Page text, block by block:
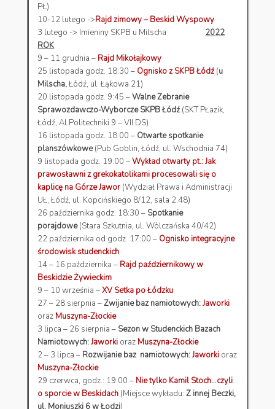
PŁ)
10-12 lutego ->Rajd zimowy – Beskid Wyspowy
3 lutego -> Imieniny SKPB u Milscha
2022
ROK
9 – 11 grudnia – Rajd Mikołajkowy
25 listopada godz. 18:30 – Ognisko z SKPB Łódź (u
Milscha,Łódź, ul. Łąkowa 21)
20 listopada godz. 9:45 –Walne Zebranie
Sprawozdawczo-Wyborcze SKPB Łódź (SKT PŁazik,
Łódź, Al.Politechniki 9 – VII DS)
16 listopada godz. 18:00 – Otwarte spotkanie
planszówkowe(Pub Goblin, Łódź, ul. Wschodnia 74)
9 listopada godz. 19:00 –Wykład otwarty pt.: Jak
prawosławni z grekokatolikami procesowali się o
kaplicę na Górze Jawor (Wydział Prawa i Administracji
UŁ, Łódź, ul. Kopcińskiego 8/12, sala 2.48)
26 października godz. 18:30 – Spotkanie
porajdowe(Stara Szkutnia, ul. Wólczańska 40/42)
22 października od godz. 17:00 – Ognisko integracyjne
środowisk studenckich
14 – 16 października – Rajd październikowy w
Beskidzie Żywieckim
9 – 10 września –XV Setka po Łódzku
27 – 28 sierpnia –Zwijanie baz namiotowych:Jaworki
oraz Muszyna-Złockie
3 lipca – 26 sierpnia – Sezon w Studenckich Bazach
Namiotowych:Jaworki oraz Muszyna-Złockie
2 – 3 lipca – Rozwijanie baz namiotowych:Jaworki oraz
Muszyna-Złockie
29 czerwca, godz.: 19:00 – Nie tylko Kamil Stoch…czyli
o sporcie w Beskidach (Miejsce wykładu: Z innej Beczki,
ul. Moniuszki 6 w Łodzi)